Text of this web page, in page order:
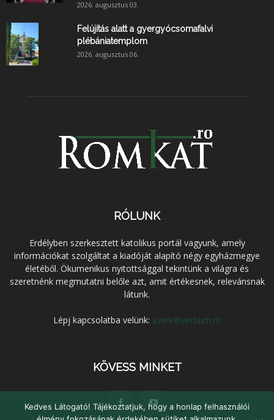
2026. augusztus 03.
Felújítás alatt a gyergyócsomafalvi
plébániatemplom
2026. augusztus 06.
RÓLUNK
Erdélyben szerkesztett katolikus portál vagyunk, amely
információkat szolgáltat a kiadóját alapító négy egyházmegye
életéből. Ökumenikus nyitottsággal tekintünk a világra és
szeretnénk megmutatni belőle azt, amit értékesnek, relevánsnak
látunk.
Lépj kapcsolatba velünk: szerk@verbum.ro
KÖVESS MINKET
Kedves Látogató! Tájékoztatjuk, hogy a honlap felhasználói